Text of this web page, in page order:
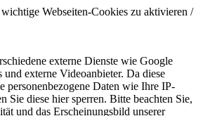
Webseiten-Cookies zu aktivieren /
externe Dienste wie Google
externe Videoanbieter. Da diese
personenbezogene Daten wie Ihre IP-
Sie diese hier sperren. Bitte beachten Sie,
und das Erscheinungsbild unserer